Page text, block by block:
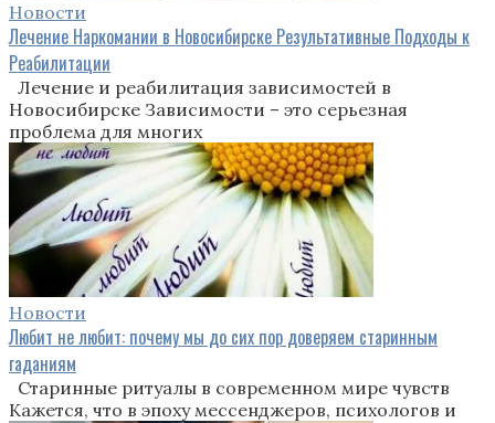
Новости
Лечение Наркомании в Новосибирске Результативные Подходы к
Реабилитации
Лечение и реабилитация зависимостей в
Новосибирске Зависимости – это серьезная
проблема для многих
Новости
Любит не любит: почему мы до сих пор доверяем старинным
гаданиям
Старинные ритуалы в современном мире чувств
Кажется, что в эпоху мессенджеров, психологов и